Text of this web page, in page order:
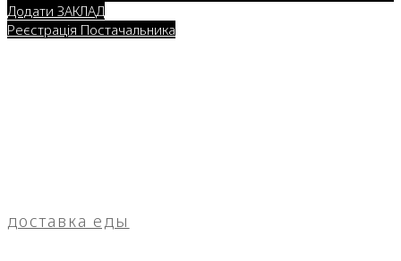
Додати ЗАКЛАД
Реєстрація Постачальника
доставка еды